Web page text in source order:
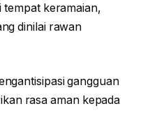
tempat keramaian,
dinilai rawan
gangguan
rasa aman kepada